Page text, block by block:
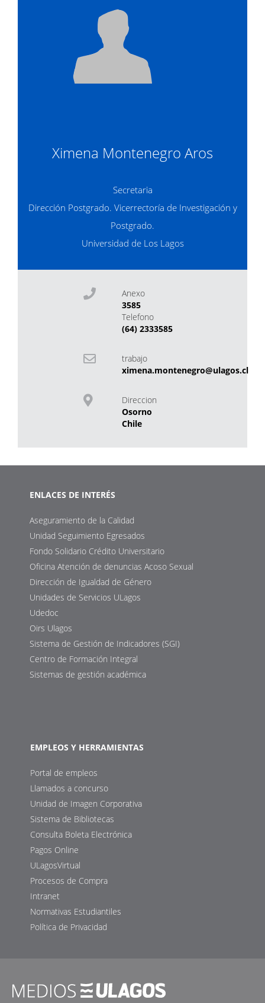
Ximena Montenegro Aros
Secretaria
Dirección Postgrado. Vicerrectoría de Investigación y
Postgrado.
Universidad de Los Lagos
Anexo
3585
Telefono
(64) 2333585
trabajo
ximena.montenegro@ulagos.cl
Direccion
Osorno
Chile
ENLACES DE INTERÉS
Aseguramiento de la Calidad
Unidad Seguimiento Egresados
Fondo Solidario Crédito Universitario
Oficina Atención de denuncias Acoso Sexual
Dirección de Igualdad de Género
Unidades de Servicios ULagos
Udedoc
Oirs Ulagos
Sistema de Gestión de Indicadores (SGI)
Centro de Formación Integral
Sistemas de gestión académica
EMPLEOS Y HERRAMIENTAS
Portal de empleos
Llamados a concurso
Unidad de Imagen Corporativa
Sistema de Bibliotecas
Consulta Boleta Electrónica
Pagos Online
ULagosVirtual
Procesos de Compra
Intranet
Normativas Estudiantiles
Política de Privacidad